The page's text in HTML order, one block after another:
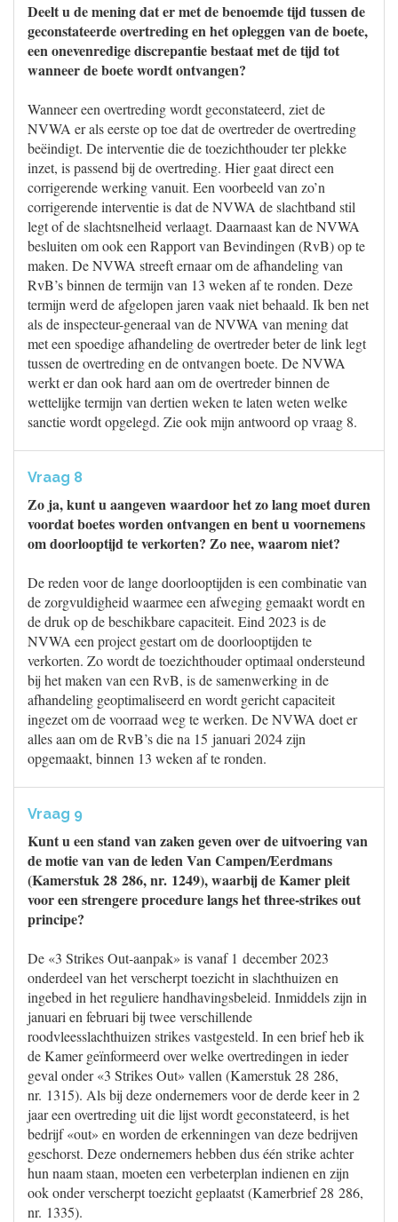
Deelt u de mening dat er met de benoemde tijd tussen de
geconstateerde overtreding en het opleggen van de boete,
een onevenredige discrepantie bestaat met de tijd tot
wanneer de boete wordt ontvangen?
Wanneer een overtreding wordt geconstateerd, ziet de
NVWA er als eerste op toe dat de overtreder de overtreding
beëindigt. De interventie die de toezichthouder ter plekke
inzet, is passend bij de overtreding. Hier gaat direct een
corrigerende werking vanuit. Een voorbeeld van zo’n
corrigerende interventie is dat de NVWA de slachtband stil
legt of de slachtsnelheid verlaagt. Daarnaast kan de NVWA
besluiten om ook een Rapport van Bevindingen (RvB) op te
maken. De NVWA streeft ernaar om de afhandeling van
RvB’s binnen de termijn van 13 weken af te ronden. Deze
termijn werd de afgelopen jaren vaak niet behaald. Ik ben net
als de inspecteur-generaal van de NVWA van mening dat
met een spoedige afhandeling de overtreder beter de link legt
tussen de overtreding en de ontvangen boete. De NVWA
werkt er dan ook hard aan om de overtreder binnen de
wettelijke termijn van dertien weken te laten weten welke
sanctie wordt opgelegd. Zie ook mijn antwoord op vraag 8.
Vraag 8
Zo ja, kunt u aangeven waardoor het zo lang moet duren
voordat boetes worden ontvangen en bent u voornemens
om doorlooptijd te verkorten? Zo nee, waarom niet?
De reden voor de lange doorlooptijden is een combinatie van
de zorgvuldigheid waarmee een afweging gemaakt wordt en
de druk op de beschikbare capaciteit. Eind 2023 is de
NVWA een project gestart om de doorlooptijden te
verkorten. Zo wordt de toezichthouder optimaal ondersteund
bij het maken van een RvB, is de samenwerking in de
afhandeling geoptimaliseerd en wordt gericht capaciteit
ingezet om de voorraad weg te werken. De NVWA doet er
alles aan om de RvB’s die na 15 januari 2024 zijn
opgemaakt, binnen 13 weken af te ronden.
Vraag 9
Kunt u een stand van zaken geven over de uitvoering van
de motie van van de leden Van Campen/Eerdmans
(Kamerstuk 28 286, nr. 1249), waarbij de Kamer pleit
voor een strengere procedure langs het three-strikes out
principe?
De «3 Strikes Out-aanpak» is vanaf 1 december 2023
onderdeel van het verscherpt toezicht in slachthuizen en
ingebed in het reguliere handhavingsbeleid. Inmiddels zijn in
januari en februari bij twee verschillende
roodvleesslachthuizen strikes vastgesteld. In een brief heb ik
de Kamer geïnformeerd over welke overtredingen in ieder
geval onder «3 Strikes Out» vallen (Kamerstuk 28 286,
nr. 1315). Als bij deze ondernemers voor de derde keer in 2
jaar een overtreding uit die lijst wordt geconstateerd, is het
bedrijf «out» en worden de erkenningen van deze bedrijven
geschorst. Deze ondernemers hebben dus één strike achter
hun naam staan, moeten een verbeterplan indienen en zijn
ook onder verscherpt toezicht geplaatst (Kamerbrief 28 286,
nr. 1335).